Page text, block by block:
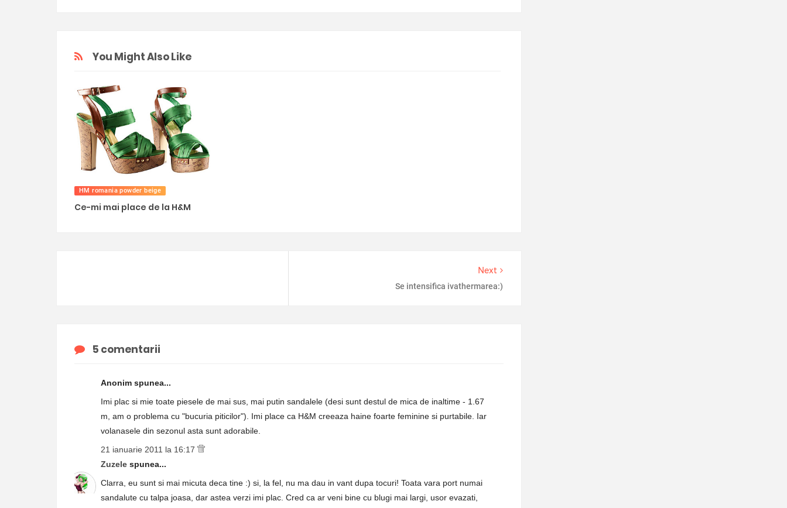
You Might Also Like
HM romania powder beige
Ce-mi mai place de la H&M
Next
Se intensifica ivathermarea:)
5 comentarii
Anonim spunea...
Imi plac si mie toate piesele de mai sus, mai putin sandalele (desi sunt destul de mica de inaltime - 1.67
m, am o problema cu "bucuria piticilor"). Imi place ca H&M creeaza haine foarte feminine si purtabile. Iar
volanasele din sezonul asta sunt adorabile.
21 ianuarie 2011 la 16:17
Zuzele spunea...
Clarra, eu sunt si mai micuta deca tine :) si, la fel, nu ma dau in vant dupa tocuri! Toata vara port numai
sandalute cu talpa joasa, dar astea verzi imi plac. Cred ca ar veni bine cu blugi mai largi, usor evazati,